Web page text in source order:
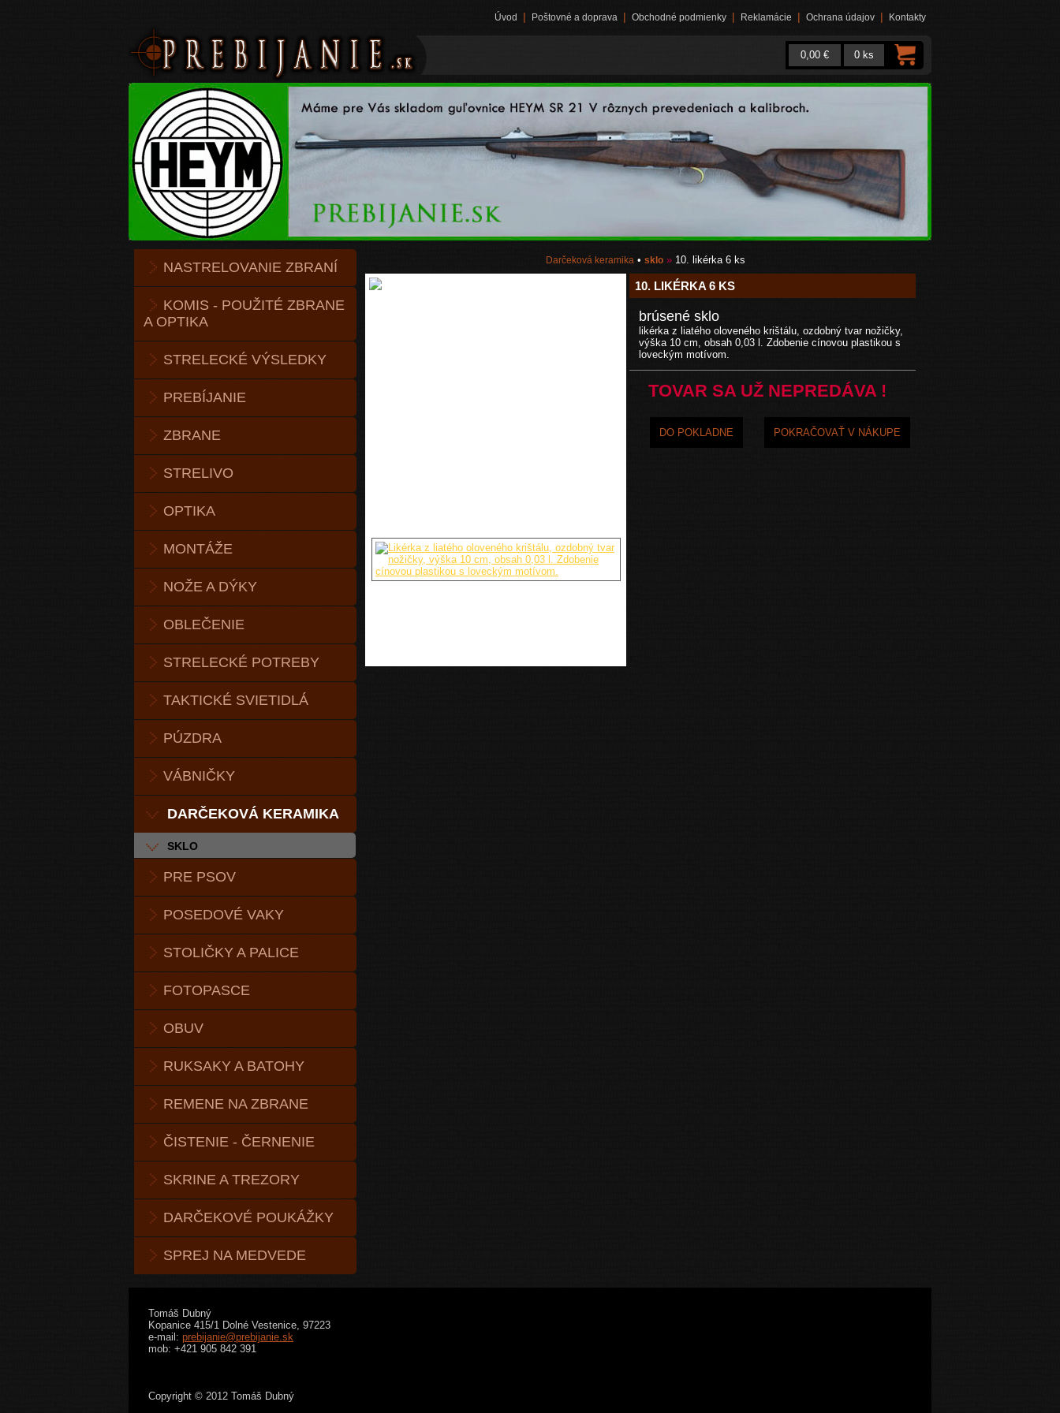
0,00 € 0 ks
Úvod | Poštovné a doprava | Obchodné podmienky | Reklamácie | Ochrana údajov | Kontakty
NASTRELOVANIE ZBRANÍ
KOMIS - POUŽITÉ ZBRANE
A OPTIKA
STRELECKÉ VÝSLEDKY
PREBÍJANIE
ZBRANE
STRELIVO
OPTIKA
MONTÁŽE
NOŽE A DÝKY
OBLEČENIE
STRELECKÉ POTREBY
TAKTICKÉ SVIETIDLÁ
PÚZDRA
VÁBNIČKY
DARČEKOVÁ KERAMIKA
SKLO
PRE PSOV
POSEDOVÉ VAKY
STOLIČKY A PALICE
FOTOPASCE
OBUV
RUKSAKY A BATOHY
REMENE NA ZBRANE
ČISTENIE - ČERNENIE
SKRINE A TREZORY
DARČEKOVÉ POUKÁŽKY
SPREJ NA MEDVEDE
Darčeková keramika• sklo» 10. likérka 6 ks
10. LIKÉRKA 6 KS
brúsené sklo
likérka z liatého oloveného krištálu, ozdobný tvar nožičky,
výška 10 cm, obsah 0,03 l. Zdobenie cínovou plastikou s
loveckým motívom.
TOVAR SA UŽ NEPREDÁVA !
POKRAČOVAŤ V NÁKUPE
DO POKLADNE
Tomáš Dubný
Kopanice 415/1 Dolné Vestenice, 97223
e-mail: prebijanie@prebijanie.sk
mob: +421 905 842 391
Copyright © 2012 Tomáš Dubný